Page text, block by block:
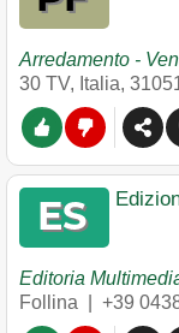
Arredamento -
30 TV, Italia,
Editoria
Follina
+39